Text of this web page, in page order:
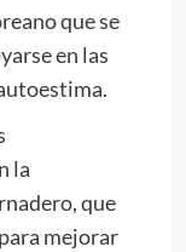
que se
en las
la
que
mejorar